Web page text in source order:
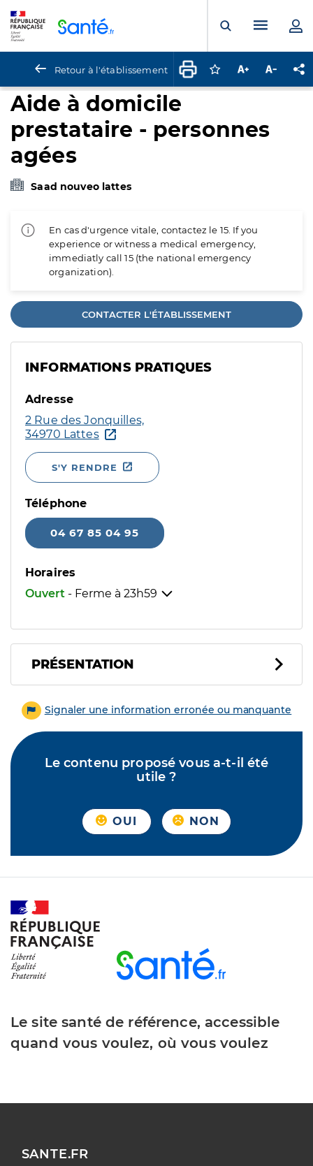
Ouvrir laMenu
Retour à l'établissement Connectez-vous
Augmenter la
Aide à domicile
prestataire - personnes
agées
Saad nouveo lattes
En cas d'urgence vitale, contactez le 15. If you
experience or witness a medical emergency,
immediatly call 15 (the national emergency
organization).
CONTACTER L'ÉTABLISSEMENT
INFORMATIONS PRATIQUES
Adresse
2 Rue des Jonquilles,
34970 Lattes
S'Y RENDRE
Téléphone
04 67 85 04 95
Horaires
Ouvert - Ferme à 23h59
PRÉSENTATION
Signaler une information erronée ou manquante
Le contenu proposé vous a-t-il été
utile ?
OUI NON
Le site santé de référence, accessible
quand vous voulez, où vous voulez
SANTE.FR